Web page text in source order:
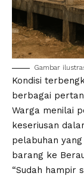
Gambar
Kondisi
berbagai
Warga menilai
keseriusan
pelabuhan
barang ke
“Sudah hampir